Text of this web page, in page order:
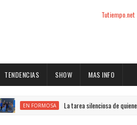
Tutiempo.net
TENDENCIAS SHOW MAS INFO
EN FORMOSA La tarea silenciosa de quienes